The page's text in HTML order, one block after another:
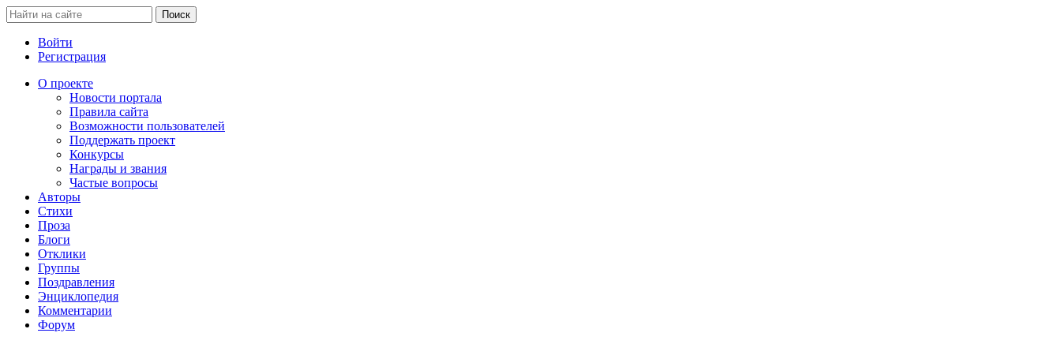
Войти
Регистрация
О проекте
Новости портала
Правила сайта
Возможности пользователей
Поддержать проект
Конкурсы
Награды и звания
Частые вопросы
Авторы
Стихи
Проза
Блоги
Отклики
Группы
Поздравления
Энциклопедия
Комментарии
Форум